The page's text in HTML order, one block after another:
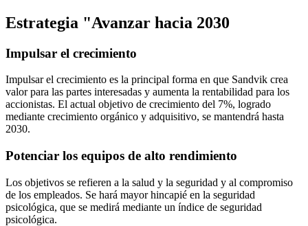
Estrategia "Avanzar hacia 2030
Impulsar el crecimiento
Impulsar el crecimiento es la principal forma en que Sandvik crea
valor para las partes interesadas y aumenta la rentabilidad para los
accionistas. El actual objetivo de crecimiento del 7%, logrado
mediante crecimiento orgánico y adquisitivo, se mantendrá hasta
2030.
Potenciar los equipos de alto rendimiento
Los objetivos se refieren a la salud y la seguridad y al compromiso
de los empleados. Se hará mayor hincapié en la seguridad
psicológica, que se medirá mediante un índice de seguridad
psicológica.